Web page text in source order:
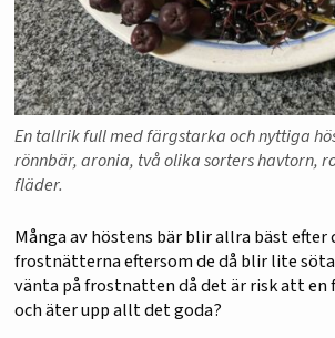
En tallrik full med färgstarka och nyttiga
rönnbär, aronia, två olika sorters havtorn,
fläder.
Många av höstens bär blir allra bäst efter
frostnätterna eftersom de då blir lite
vänta på frostnatten då det är risk att en
och äter upp allt det goda?